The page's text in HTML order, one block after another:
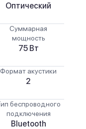
Оптический
Суммарная
мощность
75 Вт
Формат акустики
2
беспроводного
подключения
Bluetooth